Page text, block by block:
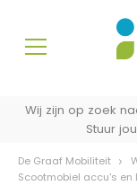
Wij zijn op zoek
Stuur
De Graaf Mobiliteit
Scootmobiel accu's en